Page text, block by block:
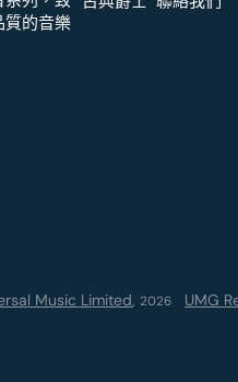
質的音樂
Music Limited, 2026 UMG